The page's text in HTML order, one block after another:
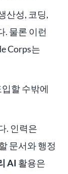
산성, 코딩,
. 물론 이런
Corps는
할 수밖에
. 인력은
문서와 행정
AI 활용은